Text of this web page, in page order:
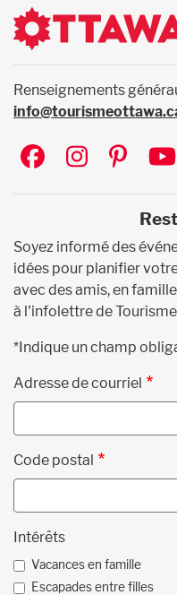
Renseignements
Social
Soyez informé des
idées pour planifier
avec des amis, en
à l'infolettre de
*Indique un champ
Adresse de courriel
Code postal
Intérêts
Vacances en famille
Escapades entre filles